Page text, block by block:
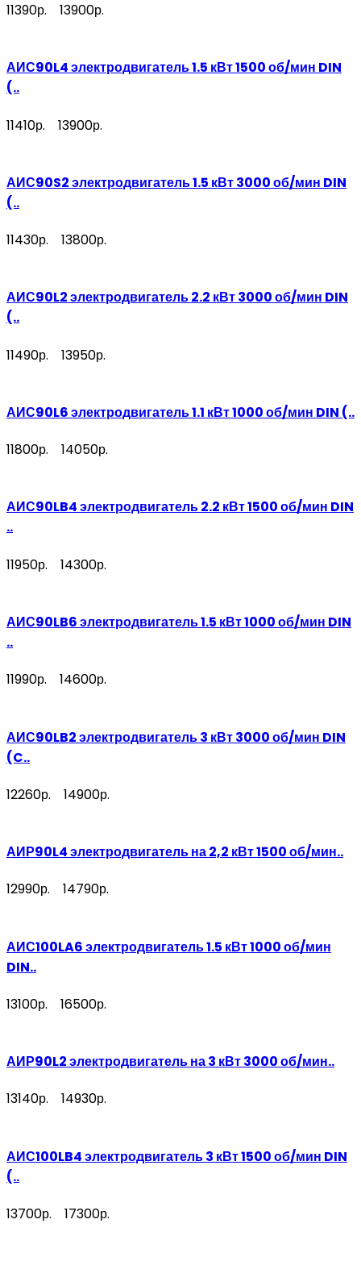
11390р. 13900р.
АИС90L4 электродвигатель 1.5 кВт 1500 об/мин DIN
(..
11410р. 13900р.
АИС90S2 электродвигатель 1.5 кВт 3000 об/мин DIN
(..
11430р. 13800р.
АИС90L2 электродвигатель 2.2 кВт 3000 об/мин DIN
(..
11490р. 13950р.
АИС90L6 электродвигатель 1.1 кВт 1000 об/мин DIN (..
11800р. 14050р.
АИС90LB4 электродвигатель 2.2 кВт 1500 об/мин DIN
..
11950р. 14300р.
АИС90LB6 электродвигатель 1.5 кВт 1000 об/мин DIN
..
11990р. 14600р.
АИС90LB2 электродвигатель 3 кВт 3000 об/мин DIN
(C..
12260р. 14900р.
АИР90L4 электродвигатель на 2,2 кВт 1500 об/мин..
12990р. 14790р.
АИС100LA6 электродвигатель 1.5 кВт 1000 об/мин
DIN..
13100р. 16500р.
АИР90L2 электродвигатель на 3 кВт 3000 об/мин..
13140р. 14930р.
АИС100LB4 электродвигатель 3 кВт 1500 об/мин DIN
(..
13700р. 17300р.